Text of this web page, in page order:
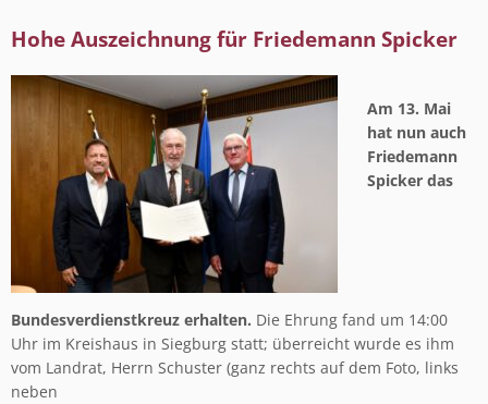
Hohe Auszeichnung für Friedemann Spicker
Am 13. Mai
hat nun auch
Friedemann
Spicker das
Bundesverdienstkreuz erhalten. Die Ehrung fand um 14:00
Uhr im Kreishaus in Siegburg statt; überreicht wurde es ihm
vom Landrat, Herrn Schuster (ganz rechts auf dem Foto, links
neben